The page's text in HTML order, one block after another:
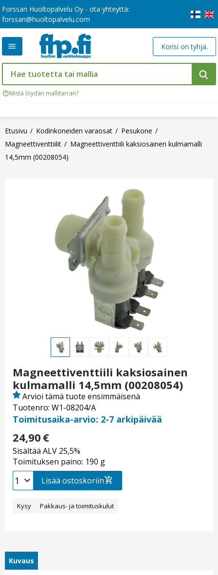
Forssan Huoltopalvelu Oy - ota yhteyttä:
forssan@huoltopalvelu.com
Mistä löydän mallitarran?
Korisi on tyhjä.
Etusivu Kodinkoneiden varaosat
Pesukone
Magneettiventtiilit
Magneettiventtiili kaksiosainen kulmamalli
14,5mm (00208054)
Magneettiventtiili kaksiosainen
kulmamalli 14,5mm (00208054)
Tuotenro: W1-08204/A
Arvioi tämä tuote ensimmäisenä
Toimitusaika-arvio: 2-7 arkipäivää
24,90 €
Sisältää ALV 25,5%
Toimituksen paino: 190 g
Lisää ostoskoriin
Kysy Pakkaus- ja toimituskulut
Kuvaus